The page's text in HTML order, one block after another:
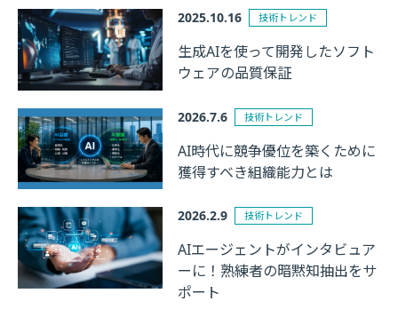
2025.10.16 技術トレンド
生成AIを使って開発したソフト
ウェアの品質保証
2026.7.6 技術トレンド
AI時代に競争優位を築くために
獲得すべき組織能力とは
2026.2.9 技術トレンド
AIエージェントがインタビュア
ーに！熟練者の暗黙知抽出をサ
ポート